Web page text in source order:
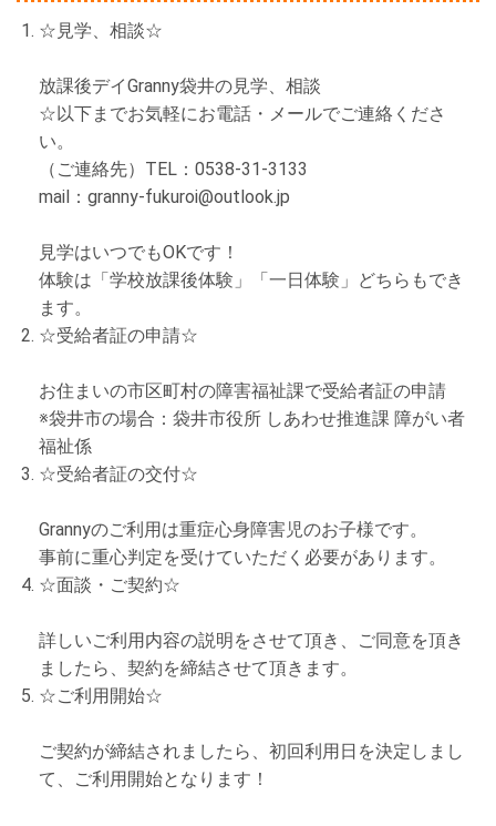
☆見学、相談☆
放課後デイGranny袋井の見学、相談
☆以下までお気軽にお電話・メールでご連絡くださ
い。
（ご連絡先）TEL：0538-31-3133
mail：granny-fukuroi@outlook.jp
見学はいつでもOKです！
体験は「学校放課後体験」「一日体験」どちらもでき
ます。
☆受給者証の申請☆
お住まいの市区町村の障害福祉課で受給者証の申請
※袋井市の場合：袋井市役所 しあわせ推進課 障がい者
福祉係
☆受給者証の交付☆
Grannyのご利用は重症心身障害児のお子様です。
事前に重心判定を受けていただく必要があります。
☆面談・ご契約☆
詳しいご利用内容の説明をさせて頂き、ご同意を頂き
ましたら、契約を締結させて頂きます。
☆ご利用開始☆
ご契約が締結されましたら、初回利用日を決定しまし
て、ご利用開始となります！